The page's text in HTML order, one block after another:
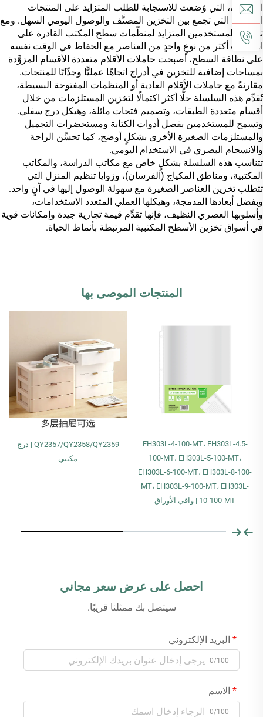
الوظائف، التي وُضعت للاستجابة للطلب المتزايد على المنتجات
المدمجة التي تجمع بين التخزين المصنَّف والوصول اليومي السهل. ومع
تفضيل المستخدمين المتزايد لمنظّمات سطح المكتب القادرة على
استيعاب أكثر من نوعٍ واحدٍ من العناصر مع الحفاظ في الوقت نفسه
على نظافة السطح، أصبحت حاملات الأقلام متعددة الأقسام المزوَّدة
بمساحات إضافية للتخزين في أدراج اتجاهًا عمليًّا وجذّابًا للمنتجات.
مقارنةً مع حاملات الأقلام العادية أو المنظمات المفتوحة البسيطة،
تُقدِّم هذه السلسلة حلًّا أكثر اكتمالًا لتخزين المستلزمات من خلال
أقسام متعددة الطبقات، وتصميم فتحات مائلة، وهيكل درج سفلي.
وتسمح للمستخدمين بفصل أدوات الكتابة ومستحضرات التجميل
والمستلزمات الصغيرة الأخرى بشكلٍ أوضح، كما تحسِّن الراحة
والانسجام البصري في الاستخدام اليومي.
تتناسب هذه السلسلة بشكلٍ خاص مع مكاتب الدراسة، والمكاتب
المكتبية، ومناطق المكياج (الفرسان)، وزوايا تنظيم المنزل التي
تتطلب تخزين العناصر الصغيرة مع سهولة الوصول إليها في آنٍ واحد.
وبفضل أبعادها المدمجة، وهيكلها العملي المتعدد الاستخدامات،
وأسلوبها العصري النظيف، فإنها تقدِّم قيمة تجارية جيدة وإمكانات قوية
في أسواق تخزين الأسطح المكتبية المرتبطة بأنماط الحياة.
المنتجات الموصى بها
EH303L-4-100-MT، EH303L-4.5-
100-MT، EH303L-5-100-MT،
EH303L-6-100-MT، EH303L-8-100-
MT، EH303L-9-100-MT، EH303L-
10-100-MT | واقي الأوراق
QY2357/QY2358/QY2359 | درج
مكتبي
احصل على عرض سعر مجاني
سيتصل بك ممثلنا قريبًا.
البريد الإلكتروني
0/100
الاسم
0/100